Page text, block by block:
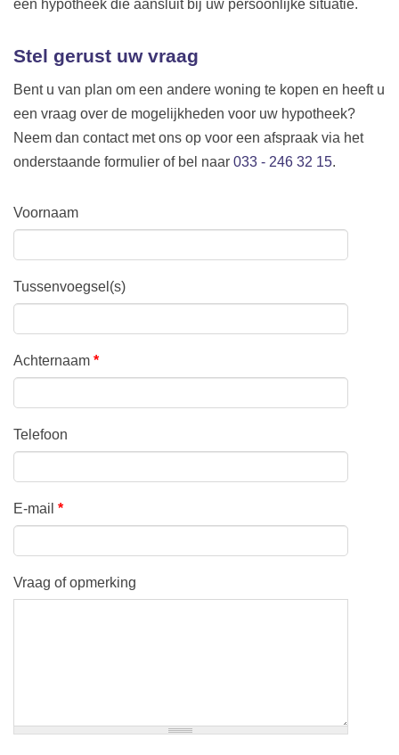
een hypotheek die aansluit bij uw persoonlijke situatie.
Stel gerust uw vraag
Bent u van plan om een andere woning te kopen en heeft u
een vraag over de mogelijkheden voor uw hypotheek?
Neem dan contact met ons op voor een afspraak via het
onderstaande formulier of bel naar 033 - 246 32 15.
Voornaam
Tussenvoegsel(s)
Achternaam *
Telefoon
E-mail *
Vraag of opmerking